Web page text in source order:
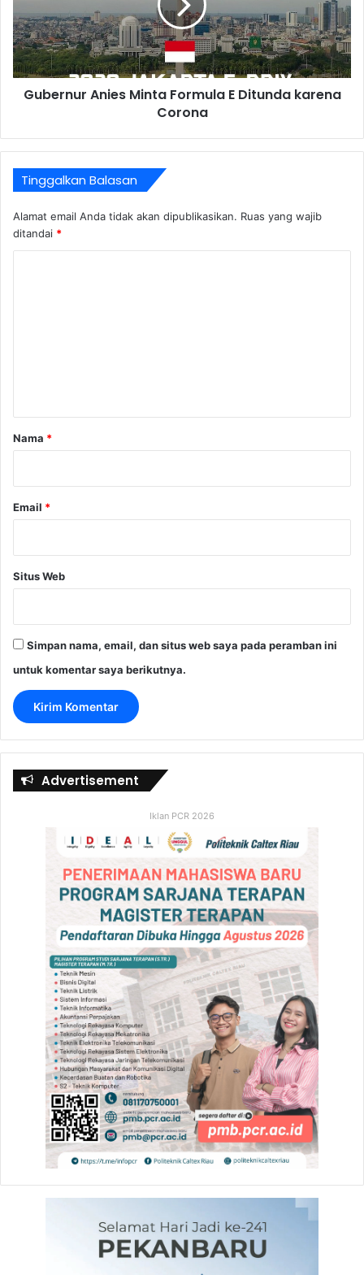
Gubernur Anies Minta Formula E Ditunda karena
Corona
Tinggalkan Balasan
Alamat email Anda tidak akan dipublikasikan. Ruas yang wajib
ditandai *
r
Nama *
Email *
Situs Web
Simpan nama, email, dan situs web saya pada peramban ini
untuk komentar saya berikutnya.
Advertisement
Iklan PCR 2026